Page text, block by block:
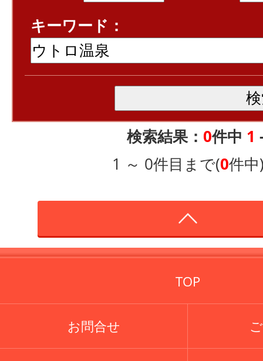
キーワード：
検索結果： 0件中 1
1 ～ 0件目まで(0件中
TOP
お問合せ